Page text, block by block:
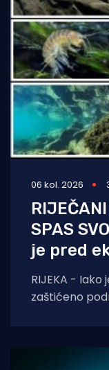
06 kol. 2026
SPAS
je pred
RIJEKA - Iako
zaštićeno